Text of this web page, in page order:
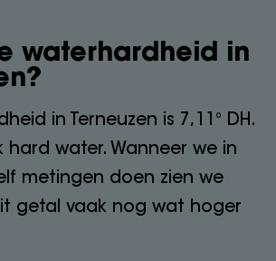
waterhardheid in
in Terneuzen is 7,11° DH.
hard water. Wanneer we in
metingen doen zien we
getal vaak nog wat hoger